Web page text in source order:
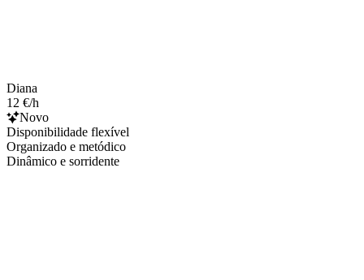
Diana
12 €/h
Novo
Disponibilidade flexível
Organizado e metódico
Dinâmico e sorridente